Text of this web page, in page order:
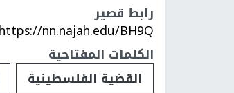
رابط قصير
https://nn.najah.edu/BH9Q/
الكلمات المفتاحية
القضية الفلسطينية